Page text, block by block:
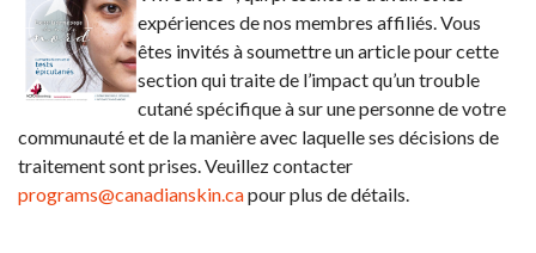
expériences de nos membres affiliés. Vous
êtes invités à soumettre un article pour cette
section qui traite de l’impact qu’un trouble
cutané spécifique à sur une personne de votre
communauté et de la manière avec laquelle ses décisions de
traitement sont prises. Veuillez contacter
programs@canadianskin.capour plus de détails.